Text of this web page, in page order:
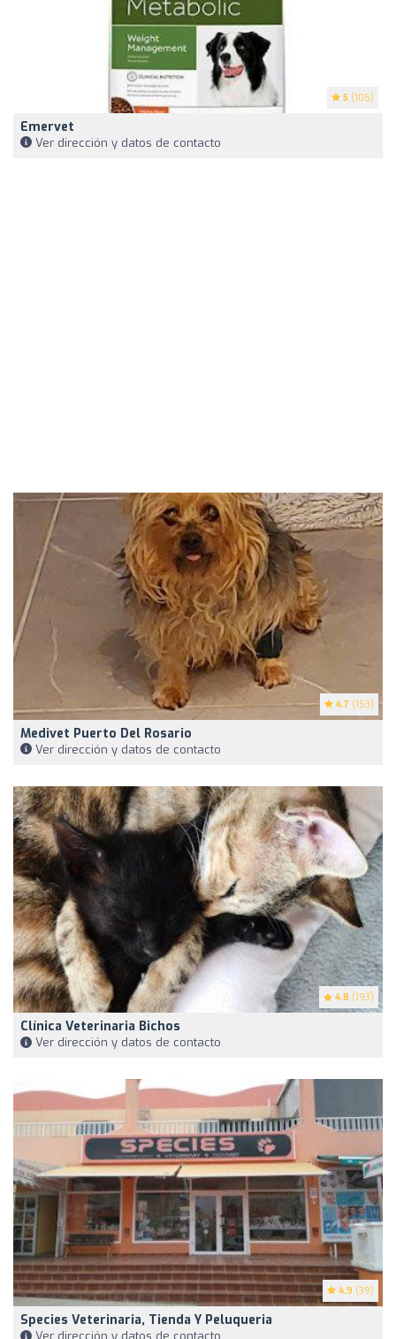
5 (105)
Emervet
Ver dirección y datos de contacto
4.7 (153)
Medivet Puerto Del Rosario
Ver dirección y datos de contacto
4.8 (193)
Clínica Veterinaria Bichos
Ver dirección y datos de contacto
4.9 (39)
Species Veterinaria, Tienda Y Peluqueria